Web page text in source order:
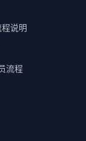
说明
流程